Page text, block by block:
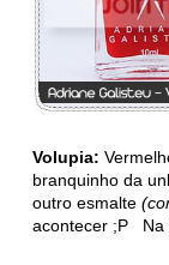
Volupia:
branquinho da
outro esmalte
acontecer ;P Na